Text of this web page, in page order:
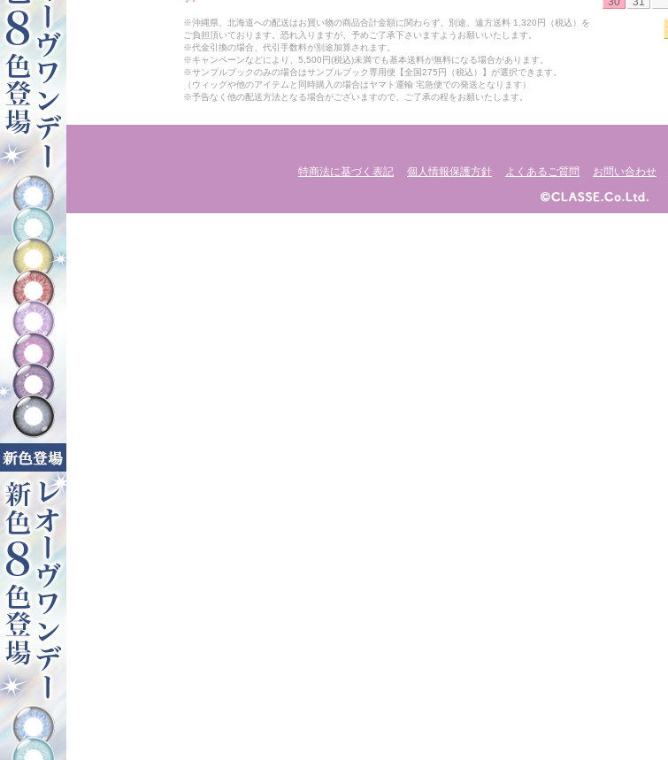
※沖縄県、北海道への配送はお買い物の商品合計金額に関わらず、別途、遠方送料 1,320円（税込）を
ご負担頂いております。恐れ入りますが、予めご了承下さいますようお願いいたします。
※代金引換の場合、代引手数料が別途加算されます。
※キャンペーンなどにより、5,500円(税込)未満でも基本送料が無料になる場合があります。
※サンプルブックのみの場合はサンプルブック専用便【全国275円（税込）】が選択できます。
（ウィッグや他のアイテムと同時購入の場合はヤマト運輸 宅急便での発送となります）
※予告なく他の配送方法となる場合がございますので、ご了承の程をお願いたします。
特商法に基づく表記 個人情報保護方針 よくあるご質問 お問い合わせ